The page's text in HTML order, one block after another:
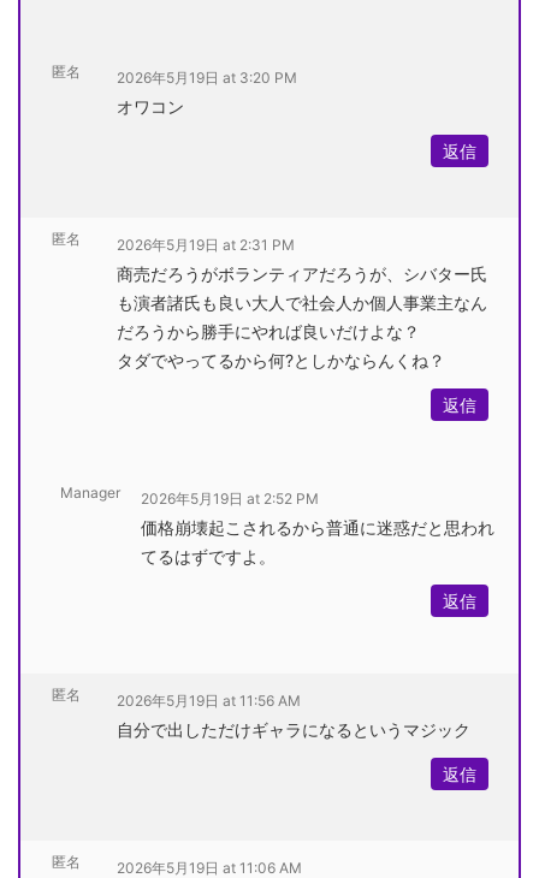
匿名 2026年5月19日 at 3:20 PM
オワコン
返信
匿名 2026年5月19日 at 2:31 PM
商売だろうがボランティアだろうが、シバター氏
も演者諸氏も良い大人で社会人か個人事業主なん
だろうから勝手にやれば良いだけよな？
タダでやってるから何?としかならんくね？
返信
Manager 2026年5月19日 at 2:52 PM
価格崩壊起こされるから普通に迷惑だと思われ
てるはずですよ。
返信
匿名 2026年5月19日 at 11:56 AM
自分で出しただけギャラになるというマジック
返信
匿名 2026年5月19日 at 11:06 AM